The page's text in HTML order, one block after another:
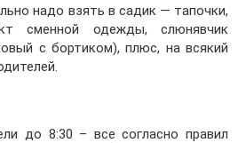
надо взять в садик — тапочки,
сменной одежды, слюнявчик
с бортиком), плюс, на всякий
до 8:30 – все согласно правил